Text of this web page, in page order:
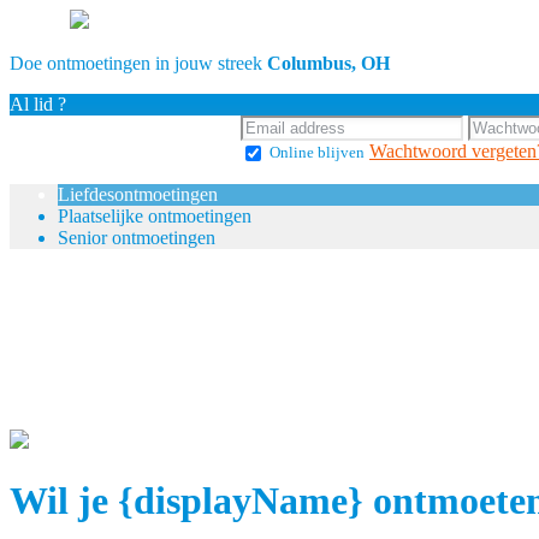
Doe ontmoetingen in jouw streek Columbus, OH
Al lid ?
Online blijven Wachtwoord
Liefdesontmoetingen
Plaatselijke ontmoetingen
Senior ontmoetingen
Wil je {displayName}